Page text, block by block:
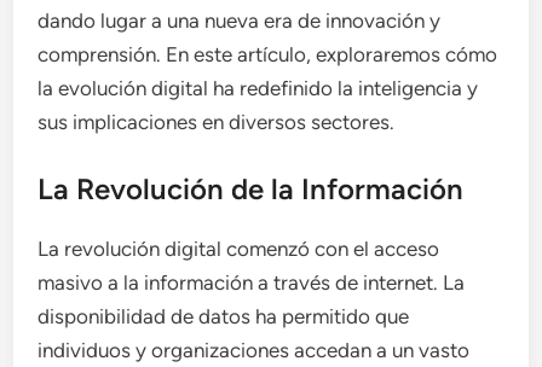
dando lugar a una nueva era de innovación y
comprensión. En este artículo, exploraremos cómo
la evolución digital ha redefinido la inteligencia y
sus implicaciones en diversos sectores.
La Revolución de la Información
La revolución digital comenzó con el acceso
masivo a la información a través de internet. La
disponibilidad de datos ha permitido que
individuos y organizaciones accedan a un vasto